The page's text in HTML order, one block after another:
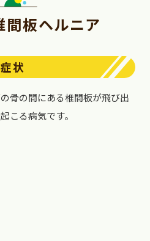
間板ヘルニア
症状
骨の間にある椎間板が飛び出
こる病気です。